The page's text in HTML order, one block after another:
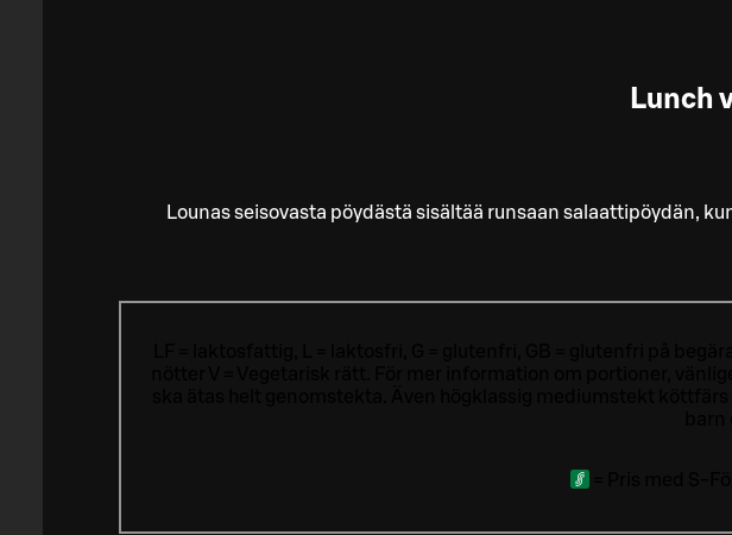
Lunch
Lounas seisovasta pöydästä sisältää runsaan salaattipöydän,